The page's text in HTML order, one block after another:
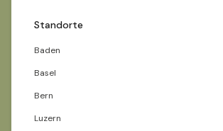
Standorte
Baden
Basel
Bern
Luzern